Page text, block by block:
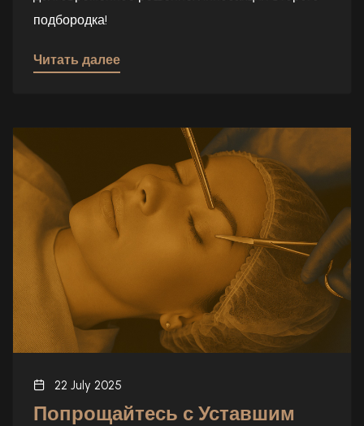
подбородка!
Читать далее
22 July 2025
Попрощайтесь с Уставшим